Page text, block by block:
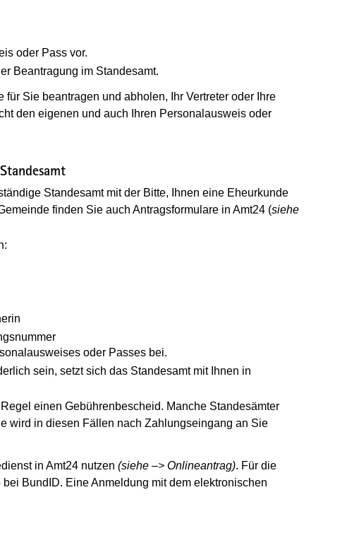
oder Pass vor.
Beantragung im Standesamt.
Sie beantragen und abholen, Ihr Vertreter oder Ihre
den eigenen und auch Ihren Personalausweis oder
Standesamt mit der Bitte, Ihnen eine Eheurkunde
finden Sie auch Antragsformulare in Amt24 (siehe
oder Passes bei.
sein, setzt sich das Standesamt mit Ihnen in
einen Gebührenbescheid. Manche Standesämter
wird in diesen Fällen nach Zahlungseingang an Sie
in Amt24 nutzen(siehe –> Onlineantrag). Für die
BundID. Eine Anmeldung mit dem elektronischen